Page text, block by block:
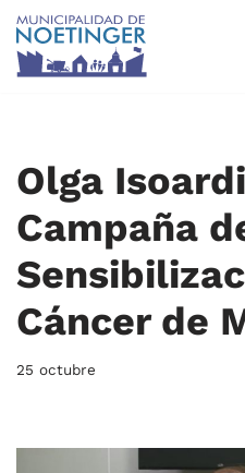
Saltar
Olga
Campaña
Cáncer de
25 octubre